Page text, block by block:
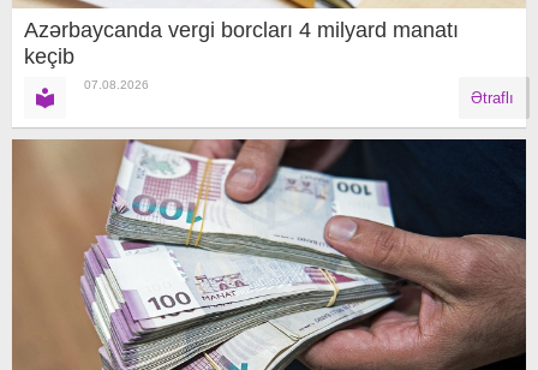
Azərbaycanda vergi borcları 4 milyard manatı
keçib
07.08.2026
Ətraflı